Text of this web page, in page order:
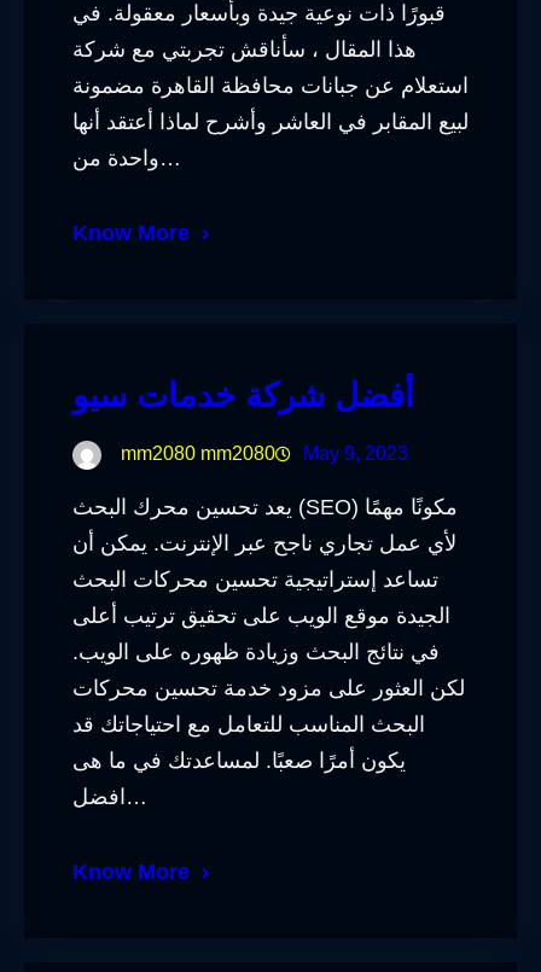
قبورًا ذات نوعية جيدة وبأسعار معقولة. في
هذا المقال ، سأناقش تجربتي مع شركة
استعلام عن جبانات محافظة القاهرة مضمونة
لبيع المقابر في العاشر وأشرح لماذا أعتقد أنها
واحدة من…
Know More
أفضل شركة خدمات سيو
mm2080 mm2080 May 9, 2023
يعد تحسين محرك البحث (SEO) مكونًا مهمًا
لأي عمل تجاري ناجح عبر الإنترنت. يمكن أن
تساعد إستراتيجية تحسين محركات البحث
الجيدة موقع الويب على تحقيق ترتيب أعلى
في نتائج البحث وزيادة ظهوره على الويب.
لكن العثور على مزود خدمة تحسين محركات
البحث المناسب للتعامل مع احتياجاتك قد
يكون أمرًا صعبًا. لمساعدتك في ما هى
افضل…
Know More